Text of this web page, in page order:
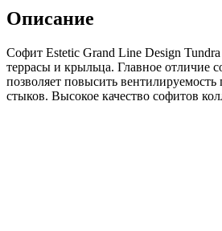
Design
Tundra
скрытой
перфорацией
клен
(3,0м)
Описание
Софит Estetic Grand Line Design
террасы и крыльца. Главное отличие
позволяет повысить
стыков. Высокое качество софитов